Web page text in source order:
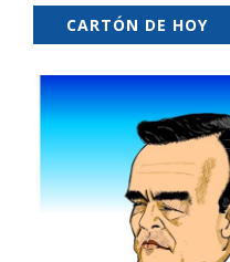
CARTÓN DE HOY